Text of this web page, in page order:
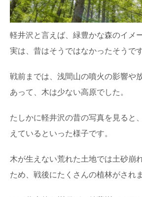
軽井沢と言えば、緑豊かな森のイメ
実は、昔はそうではなかったそうです
戦前までは、浅間山の噴火の影響や
あって、木は少ない高原でした。
たしかに軽井沢の昔の写真を見ると
えているといった様子です。
木が生えない荒れた土地では土砂崩
ため、戦後にたくさんの植林がされ